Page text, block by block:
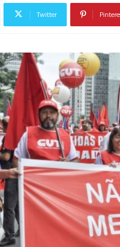
Twitter